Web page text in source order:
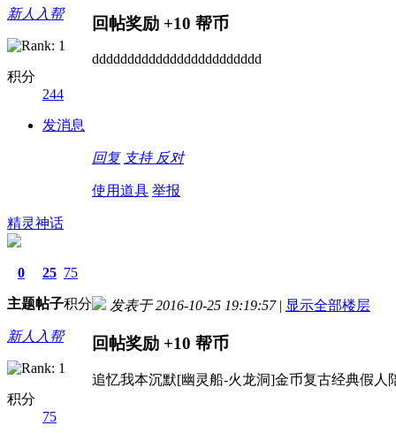
新人入帮
积分
244
发消息
回帖奖励 +10 帮币
dddddddddddddddddddddddd
回复 支持 反对
使用道具 举报
精灵神话
0
主题
25
帖子
75
积分
新人入帮
积分
75
发表于 2016-10-25 19:19:57 | 显示全部楼层
回帖奖励 +10 帮币
追忆我本沉默[幽灵船-火龙洞]金币复古经典假人